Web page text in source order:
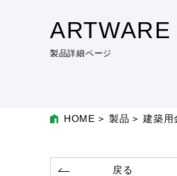
ARTWARE
製品詳細ページ
HOME 製品 建築
戻る